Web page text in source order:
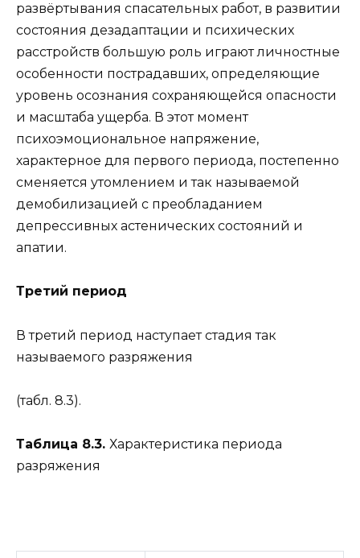
развёртывания спасательных работ, в развитии
состояния дезадаптации и психических
расстройств большую роль играют личностные
особенности пострадавших, определяющие
уровень осознания сохраняющейся опасности
и масштаба ущерба. В этот момент
психоэмоциональное напряжение,
характерное для первого периода, постепенно
сменяется утомлением и так называемой
демобилизацией с преобладанием
депрессивных астенических состояний и
апатии.
Третий период
В третий период наступает стадия так
называемого разряжения
(табл. 8.3).
Таблица 8.3. Характеристика периода
разряжения